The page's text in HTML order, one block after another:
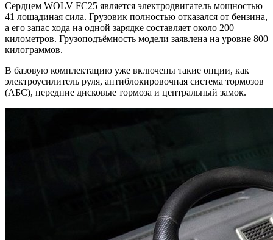
Сердцем WOLV FC25 является электродвигатель мощностью
41 лошадиная сила. Грузовик полностью отказался от бензина,
а его запас хода на одной зарядке составляет около 200
километров. Грузоподъёмность модели заявлена на уровне 800
килограммов.
В базовую комплектацию уже включены такие опции, как
электроусилитель руля, антиблокировочная система тормозов
(АБС), передние дисковые тормоза и центральный замок.